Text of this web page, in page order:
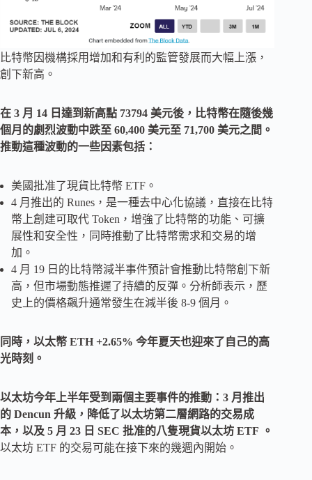
比特幣因機構採用增加和有利的監管發展而大幅上漲，
創下新高。
在 3 月 14 日達到新高點 73794 美元後，比特幣在隨後幾
個月的劇烈波動中跌至 60,400 美元至 71,700 美元之間。
推動這種波動的一些因素包括：
美國批准了現貨比特幣 ETF。
4 月推出的 Runes，是一種去中心化協議，直接在比特
幣上創建可取代 Token，增強了比特幣的功能、可擴
展性和安全性，同時推動了比特幣需求和交易的增
加。
4 月 19 日的比特幣減半事件預計會推動比特幣創下新
高，但市場動態推遲了持續的反彈。分析師表示，歷
史上的價格飆升通常發生在減半後 8-9 個月。
同時，以太幣 ETH +2.65% 今年夏天也迎來了自己的高
光時刻。
以太坊今年上半年受到兩個主要事件的推動：3 月推出
的 Dencun 升級，降低了以太坊第二層網路的交易成
本，以及 5 月 23 日 SEC 批准的八隻現貨以太坊 ETF 。
以太坊 ETF 的交易可能在接下來的幾週內開始。